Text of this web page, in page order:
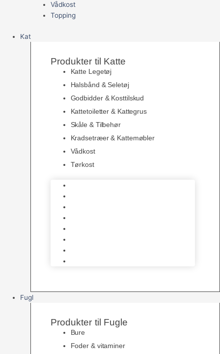
Vådkost
Topping
Kat
Produkter til Katte
Katte Legetøj
Halsbånd & Seletøj
Godbidder & Kosttilskud
Kattetoiletter & Kattegrus
Skåle & Tilbehør
Kradsetræer & Kattemøbler
Vådkost
Tørkost
Fugl
Produkter til Fugle
Bure
Foder & vitaminer